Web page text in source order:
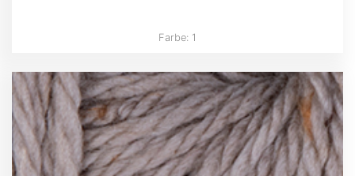
Farbe: 1